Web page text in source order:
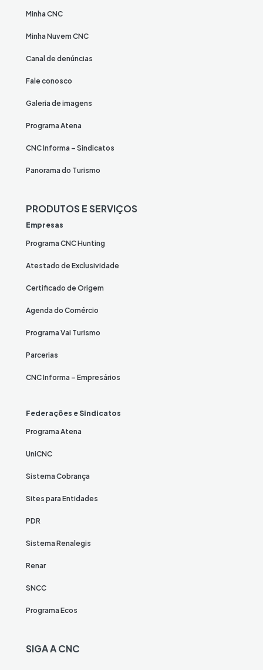
Minha CNC
Minha Nuvem CNC
Canal de denúncias
Fale conosco
Galeria de imagens
Programa Atena
CNC Informa – Sindicatos
Panorama do Turismo
PRODUTOS E SERVIÇOS
Empresas
Programa CNC Hunting
Atestado de Exclusividade
Certificado de Origem
Agenda do Comércio
Programa Vai Turismo
Parcerias
CNC Informa – Empresários
Federações e Sindicatos
Programa Atena
UniCNC
Sistema Cobrança
Sites para Entidades
PDR
Sistema Renalegis
Renar
SNCC
Programa Ecos
SIGA A CNC